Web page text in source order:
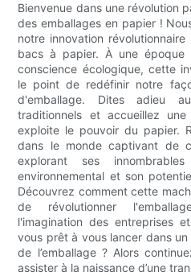
Bienvenue dans une révolution
des emballages en papier !
notre innovation
bacs à papier. À une
conscience écologique, cette
le point de redéfinir notre
d'emballage. Dites adieu
traditionnels et accueillez
exploite le pouvoir du papier.
dans le monde captivant de
explorant ses
environnemental et son
Découvrez comment cette
de révolutionner
l'imagination des entreprises
vous prêt à vous lancer dans
de l’emballage ? Alors
assister à la naissance d’une